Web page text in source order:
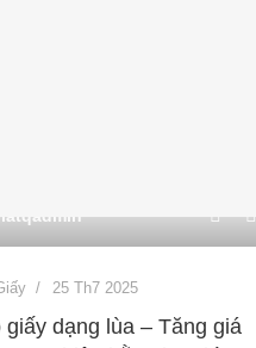
25 Th7 2025
giấy dạng lùa – Tăng giá